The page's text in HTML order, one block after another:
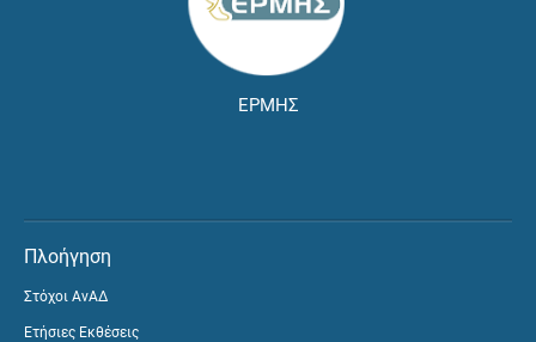
ΕΡΜΗΣ
Πλοήγηση
Στόχοι ΑνΑΔ
Ετήσιες Εκθέσεις